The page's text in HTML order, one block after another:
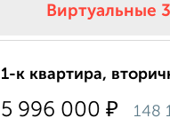
Виртуальные
1-к квартира,
5 996 000 ₽ 148